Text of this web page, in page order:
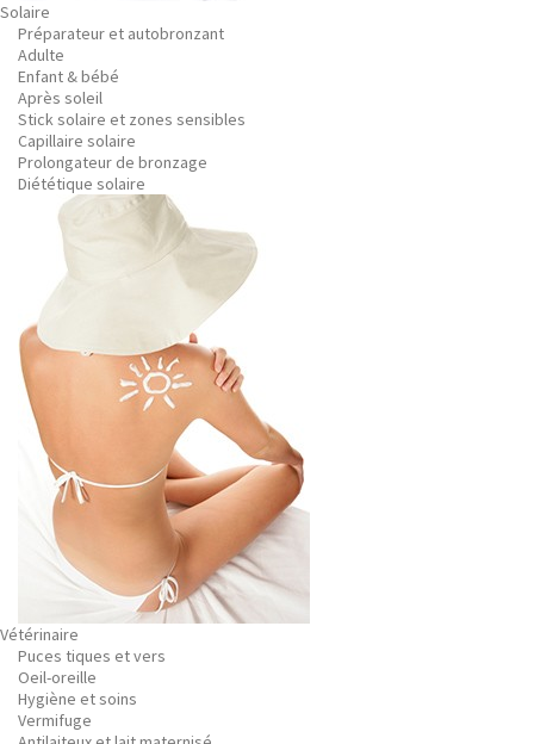
Solaire
Préparateur et autobronzant
Adulte
Enfant & bébé
Après soleil
Stick solaire et zones sensibles
Capillaire solaire
Prolongateur de bronzage
Diététique solaire
Vétérinaire
Puces tiques et vers
Oeil-oreille
Hygiène et soins
Vermifuge